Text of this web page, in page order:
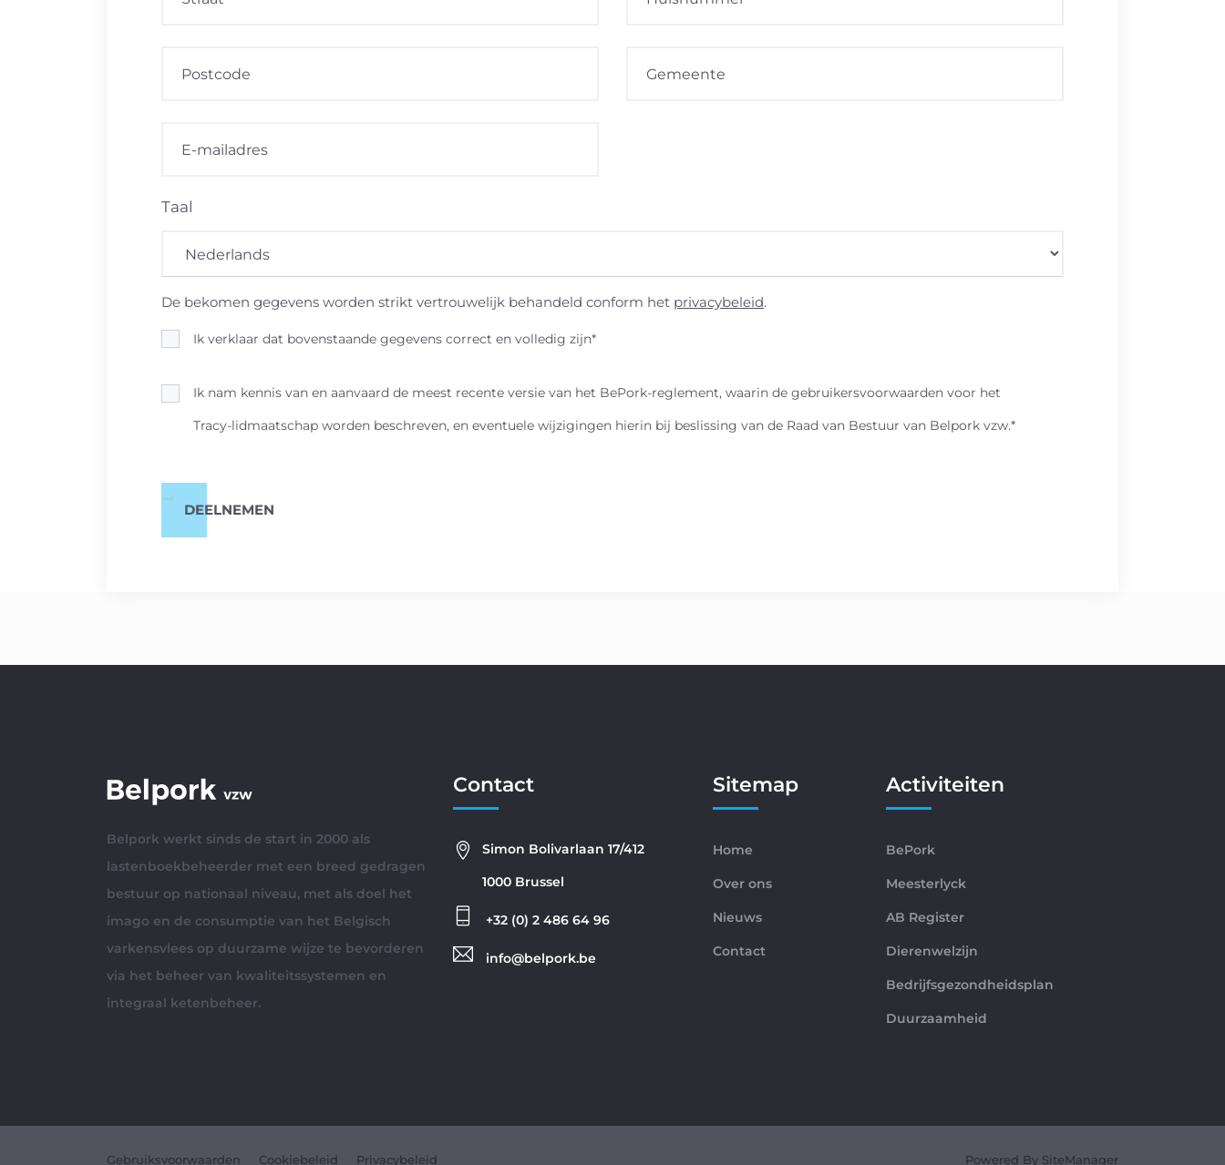
Taal
De bekomen gegevens worden strikt vertrouwelijk behandeld conform het privacybeleid.
Ik verklaar dat bovenstaande gegevens correct en volledig zijn*
Ik nam kennis van en aanvaard de meest recente versie van het BePork-reglement, waarin de gebruikersvoorwaarden voor het
Tracy-lidmaatschap worden beschreven, en eventuele wijzigingen hierin bij beslissing van de Raad van Bestuur van Belpork vzw.*
DEELNEMEN
Belpork werkt sinds de start in 2000 als
lastenboekbeheerder met een breed gedragen
bestuur op nationaal niveau, met als doel het
imago en de consumptie van het Belgisch
varkensvlees op duurzame wijze te bevorderen
via het beheer van kwaliteitssystemen en
integraal ketenbeheer.
Contact
Simon Bolivarlaan 17/412
1000 Brussel
+32 (0) 2 486 64 96
info@belpork.be
Sitemap
Home
Over ons
Nieuws
Contact
Activiteiten
BePork
Meesterlyck
AB Register
Dierenwelzijn
Bedrijfsgezondheidsplan
Duurzaamheid
Gebruiksvoorwaarden Cookiebeleid Privacybeleid Powered By SiteManager